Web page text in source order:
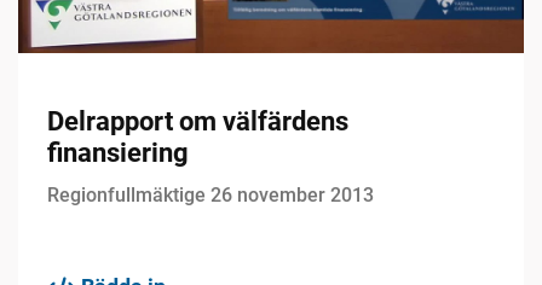
Delrapport om välfärdens
finansiering
Regionfullmäktige 26 november 2013